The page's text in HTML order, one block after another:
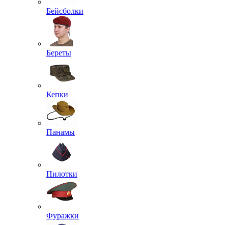
Бейсболки
Береты
Кепки
Панамы
Пилотки
Фуражки